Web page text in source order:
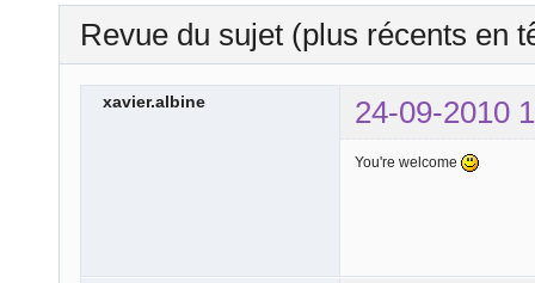
Revue du sujet (plus récents en
xavier.albine 24-09-2010
You're welcome